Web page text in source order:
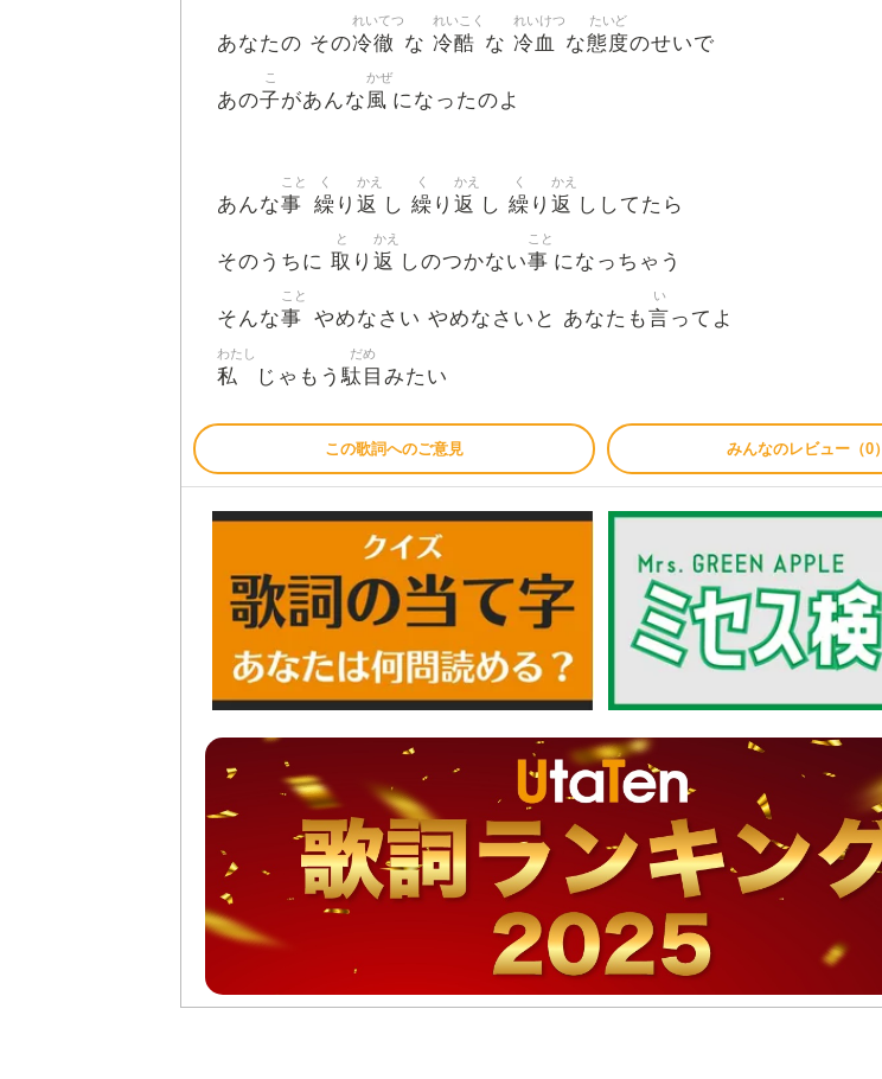
あなたの その冷徹
れいてつ
な 冷酷
れいこく
な 冷血
れいけつ
な態度
たいど
のせいで
あの子
こ
があんな風
かぜ
になったのよ
あんな事
こと
繰
く
り 返
かえ
し 繰
く
り 返
かえ
し 繰
く
り 返
かえ
ししてたら
そのうちに 取
と
り 返
かえ
しのつかない事
こと
になっちゃう
そんな事
こと
やめなさい やめなさいと あなたも言
い
ってよ
私
わたし
じゃもう駄目
だめ
みたい
この歌詞へのご意見 みんなのレビュー（0）